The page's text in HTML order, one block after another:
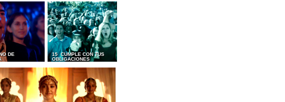
DE
15 CUMPLE CON TUS
OBLIGACIONES